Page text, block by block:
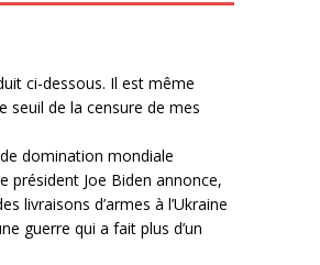
ci-dessous. Il est même
seuil de la censure de mes
domination mondiale
président Joe Biden annonce,
livraisons d’armes à l’Ukraine
guerre qui a fait plus d’un